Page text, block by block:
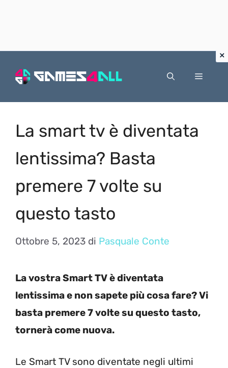
Menu
La smart tv è diventata
lentissima? Basta
premere 7 volte su
questo tasto
Ottobre 5, 2023 di Pasquale Conte
La vostra Smart TV è diventata
lentissima e non sapete più cosa fare? Vi
basta premere 7 volte su questo tasto,
tornerà come nuova.
Le Smart TV sono diventate negli ultimi